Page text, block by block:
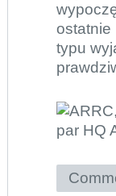
ostatnie
typu